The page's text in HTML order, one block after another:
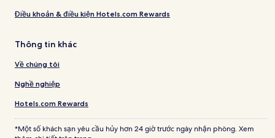
Điều khoản & điều kiện Hotels.com Rewards
Thông tin khác
Về chúng tôi
Nghề nghiệp
Hotels.com Rewards
*Một số khách sạn yêu cầu hủy hơn 24 giờ trước ngày nhận phòng. Xem